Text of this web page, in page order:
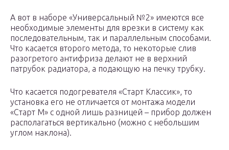
А вот в наборе «Универсальный №2» имеются все
необходимые элементы для врезки в систему как
последовательным, так и параллельным способами.
Что касается второго метода, то некоторые слив
разогретого антифриза делают не в верхний
патрубок радиатора, а подающую на печку трубку.
Что касается подогревателя «Старт Классик», то
установка его не отличается от монтажа модели
«Старт М» с одной лишь разницей – прибор должен
располагаться вертикально (можно с небольшим
углом наклона).